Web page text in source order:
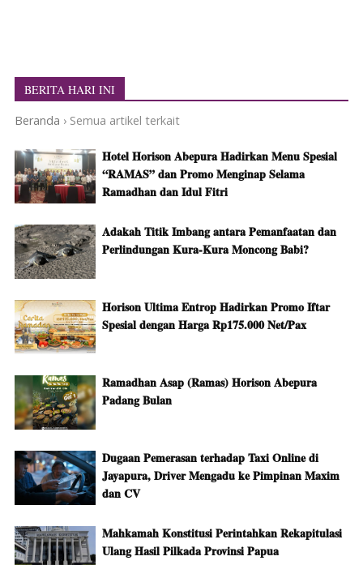
BERITA HARI INI
Beranda › Semua artikel terkait
Hotel Horison Abepura Hadirkan Menu Spesial
“RAMAS” dan Promo Menginap Selama
Ramadhan dan Idul Fitri
Adakah Titik Imbang antara Pemanfaatan dan
Perlindungan Kura-Kura Moncong Babi?
Horison Ultima Entrop Hadirkan Promo Iftar
Spesial dengan Harga Rp175.000 Net/Pax
Ramadhan Asap (Ramas) Horison Abepura
Padang Bulan
Dugaan Pemerasan terhadap Taxi Online di
Jayapura, Driver Mengadu ke Pimpinan Maxim
dan CV
Mahkamah Konstitusi Perintahkan Rekapitulasi
Ulang Hasil Pilkada Provinsi Papua